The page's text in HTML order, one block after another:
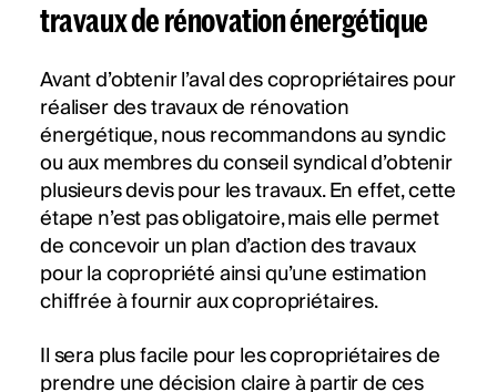
travaux de rénovation énergétique
Avant d’obtenir l’aval des copropriétaires pour
réaliser des travaux de rénovation
énergétique, nous recommandons au syndic
ou aux membres du conseil syndical d’obtenir
plusieurs devis pour les travaux. En effet, cette
étape n’est pas obligatoire, mais elle permet
de concevoir un plan d’action des travaux
pour la copropriété ainsi qu’une estimation
chiffrée à fournir aux copropriétaires.
Il sera plus facile pour les copropriétaires de
prendre une décision claire à partir de ces